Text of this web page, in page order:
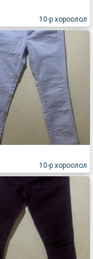
10-р хороолол
10-р хороолол